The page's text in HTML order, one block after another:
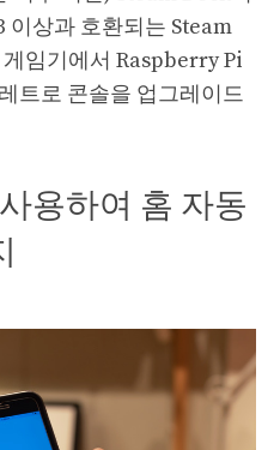
이상과 호환되는 Steam
임기에서 Raspberry Pi
트로 콘솔을 업그레이드
사용하여 홈 자동